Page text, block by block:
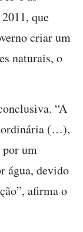
que
criar um
naturais, o
“A
(…),
por um
água, devido
afirma o